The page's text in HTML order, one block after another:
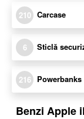
210 Carcase
6 Sticlă
216 Powerbanks
Benzi Apple